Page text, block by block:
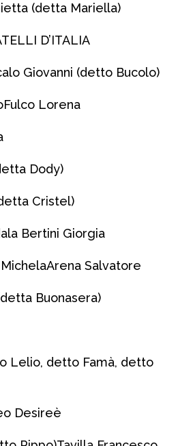
(detta Mariella)
D’ITALIA
Giovanni (detto Bucolo)
Fulco Lorena
Dody)
Cristel)
Bertini Giorgia
Arena Salvatore
Buonasera)
Lelio, detto Famà, detto
Desireè